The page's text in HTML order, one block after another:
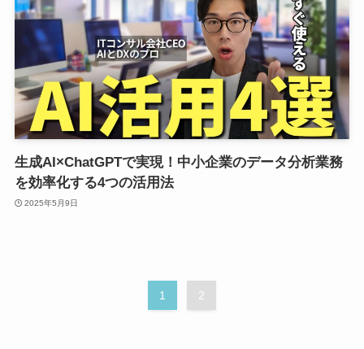
生成AI×ChatGPTで実現！中小企業のデータ分析業務
を効率化する4つの活用法
2025年5月9日
1 2